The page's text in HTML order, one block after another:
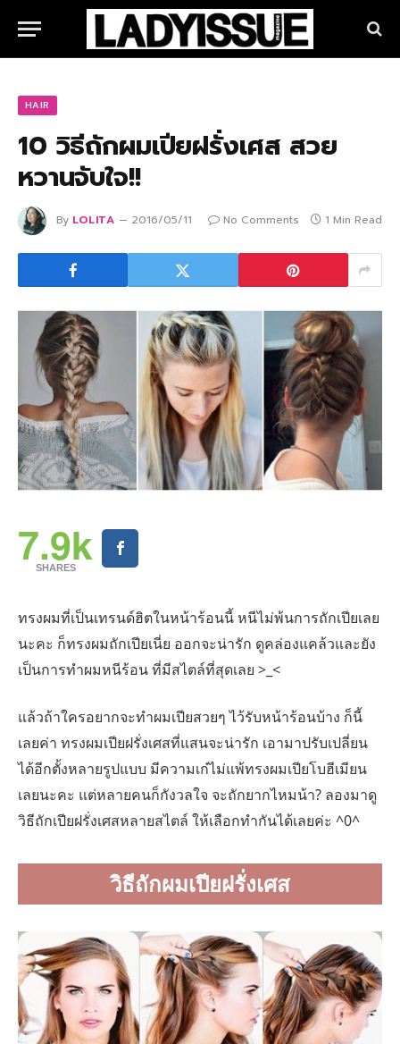
HAIR
10 วิธีถักผมเปียฝรั่งเศส สวย
หวานจับใจ!!
By LOLITA 2016/05/11 No Comments 1 Min Read
7.9k
SHARES
ทรงผมที่เป็นเทรนด์ฮิตในหน้าร้อนนี้ หนีไม่พ้นการถักเปียเลย
นะคะ ก็ทรงผมถักเปียเนี่ย ออกจะน่ารัก ดูคล่องแคล้วและยัง
เป็นการทำผมหนีร้อน ที่มีสไตล์ที่สุดเลย >_<
แล้วถ้าใครอยากจะทำผมเปียสวยๆ ไว้รับหน้าร้อนบ้าง ก็นี้
เลยค่า ทรงผมเปียฝรั่งเศสที่แสนจะน่ารัก เอามาปรับเปลี่ยน
ได้อีกตั้งหลายรูปแบบ มีความเก๋ไม่แพ้ทรงผมเปียโบฮีเมียน
เลยนะคะ แต่หลายคนก็กังวลใจ จะถักยากไหมน้า? ลองมาดู
วิธีถักเปียฝรั่งเศสหลายสไตล์ ให้เลือกทำกันได้เลยค่ะ ^0^
วิธีถักผมเปียฝรั่งเศส